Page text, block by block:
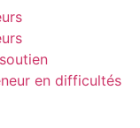
en difficultés